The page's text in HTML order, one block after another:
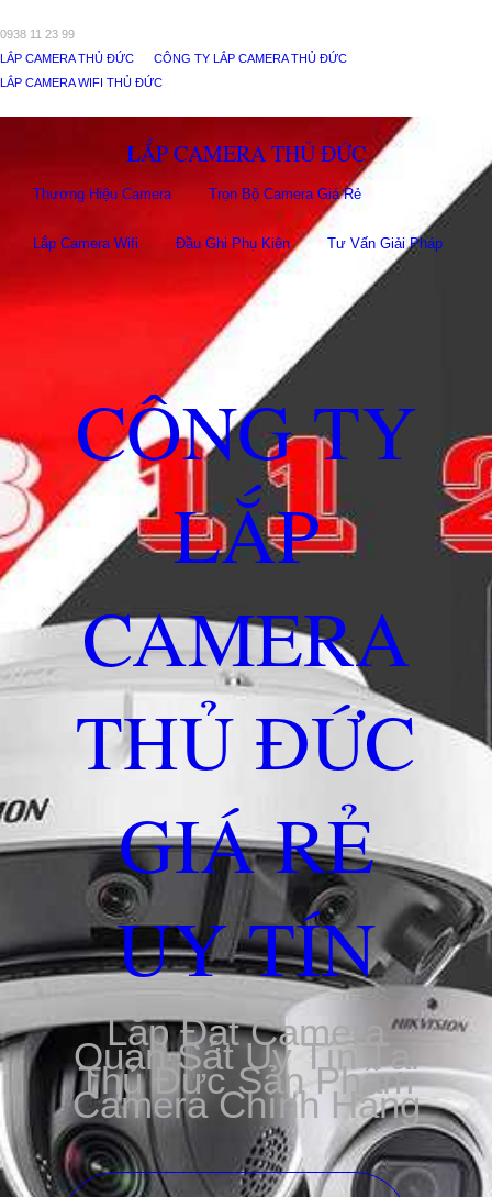
0938 11 23 99
LẮP CAMERA THỦ ĐỨC
CÔNG TY LẮP CAMERA THỦ ĐỨC
LẮP CAMERA WIFI THỦ ĐỨC
LẮP CAMERA THỦ ĐỨC
Thương Hiệu Camera Trọn Bộ Camera Giá Rẻ
Lắp Camera Wifi Đầu Ghi Phụ Kiên Tư Vấn Giải Pháp
CÔNG TY
LẮP
CAMERA
THỦ ĐỨC
GIÁ RẺ
UY TÍN
Lắp Đặt Camera
Quan Sát Uy Tín Tại
Thủ Đức Sản Phẩm
Camera Chính Hãng